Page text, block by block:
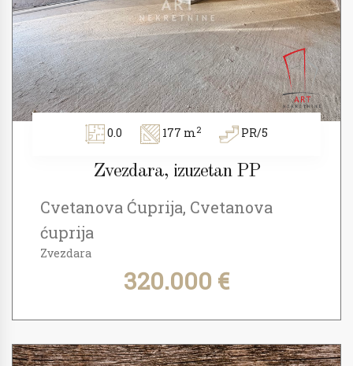
0.0 177 m2 PR/5
Zvezdara, izuzetan PP
Cvetanova Ćuprija, Cvetanova
ćuprija
Zvezdara
320.000 €